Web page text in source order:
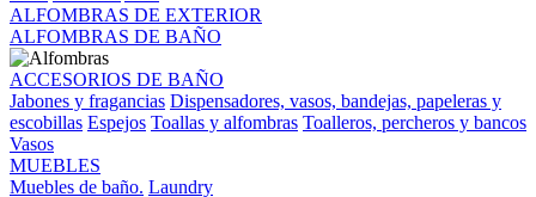
ALFOMBRAS DE EXTERIOR
ALFOMBRAS DE BAÑO
ACCESORIOS DE BAÑO
Jabones y fragancias Dispensadores, vasos, bandejas, papeleras y
escobillas Espejos Toallas y alfombras Toalleros, percheros y bancos
Vasos
MUEBLES
Muebles de baño. Laundry